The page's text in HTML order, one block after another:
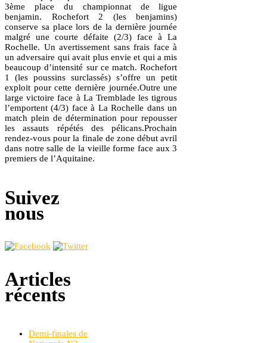
3ème place du championnat de ligue
benjamin. Rochefort 2 (les benjamins)
conserve sa place lors de la dernière journée
malgré une courte défaite (2/3) face à La
Rochelle. Un avertissement sans frais face à
un adversaire qui avait plus envie et qui a mis
beaucoup d’intensité sur ce match. Rochefort
1 (les poussins surclassés) s’offre un petit
exploit pour cette dernière journée.Outre une
large victoire face à La Tremblade les tigrous
l’emportent (4/3) face à La Rochelle dans un
match plein de détermination pour repousser
les assauts répétés des pélicans.Prochain
rendez-vous pour la finale de zone début avril
dans notre salle de la vieille forme face aux 3
premiers de l’Aquitaine.
Suivez
nous
Articles
récents
Demi-finales de